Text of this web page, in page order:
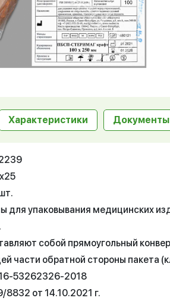
Характеристики Документы
для упаковывания медицинских
собой прямоугольный
части обратной стороны пакета
53262326-2018
от 14.10.2021 г.